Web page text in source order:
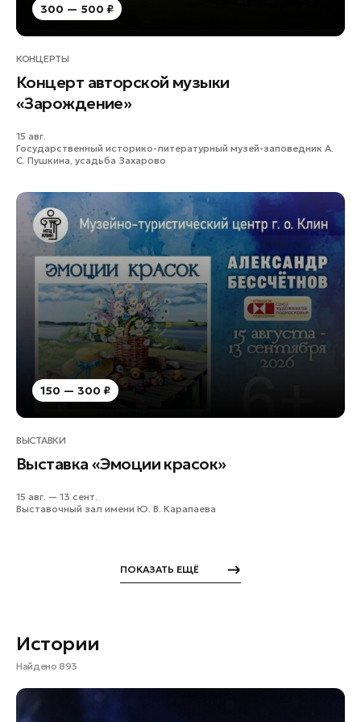
300 — 500 ₽
КОНЦЕРТЫ
Концерт авторской музыки
«Зарождение»
15 авг.
Государственный историко-литературный музей-заповедник А.
С. Пушкина, усадьба Захарово
150 — 300 ₽
ВЫСТАВКИ
Выставка «Эмоции красок»
15 авг. — 13 сент.
Выставочный зал имени Ю. В. Карапаева
ПОКАЗАТЬ ЕЩЁ
Истории
Найдено 893